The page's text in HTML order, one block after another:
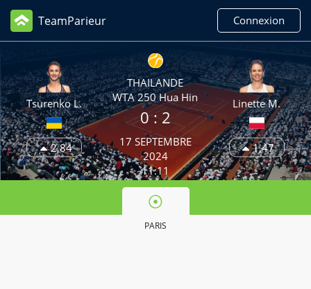
TeamParieur Connexion
Tsurenko L.
2,84
THAILANDE
WTA 250 Hua Hin
0 :2
17 SEPTEMBRE
2024
11:11
Linette M.
1,47
PARIS